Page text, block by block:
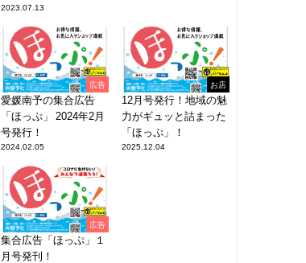
2023.07.13
広告
愛媛南予の集合広告
「ほっぷ」 2024年2月
号発行！
2024.02.05
お店
12月号発行！地域の魅
力がギュッと詰まった
「ほっぷ」！
2025.12.04
広告
集合広告「ほっぷ」１
月号発刊！